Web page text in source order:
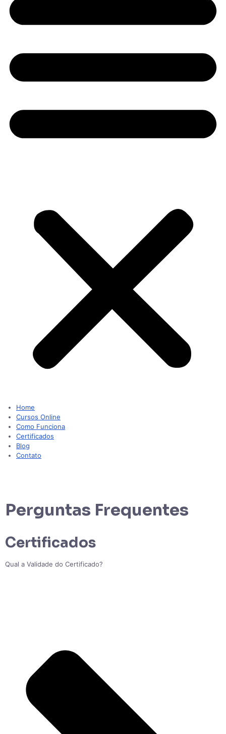
Home
Cursos Online
Como Funciona
Certificados
Blog
Contato
Perguntas Frequentes
Certificados
Qual a Validade do Certificado?